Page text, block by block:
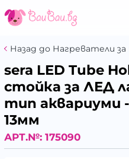
Назад до Нагреватели за
sera LED Tube
стойка за ЛЕД
тип аквариуми
13мм
АРТ.№: 175090